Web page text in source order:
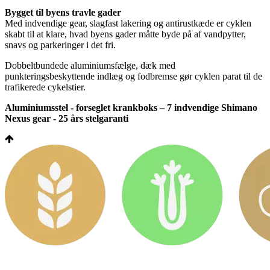
Bygget til byens travle gader
Med indvendige gear, slagfast lakering og antirustkæde er cyklen
skabt til at klare, hvad byens gader måtte byde på af vandpytter,
snavs og parkeringer i det fri.
Dobbeltbundede aluminiumsfælge, dæk med
punkteringsbeskyttende indlæg og fodbremse gør cyklen parat til de
trafikerede cykelstier.
Aluminiumsstel - forseglet krankboks – 7 indvendige Shimano
Nexus gear - 25 års stelgaranti